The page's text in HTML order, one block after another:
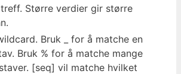
Større verdier gir større
Bruk _ for å matche en
Bruk % for å matche mange
[seq] vil matche hvilket